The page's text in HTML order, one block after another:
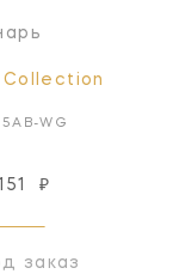
WG
₽
заказ